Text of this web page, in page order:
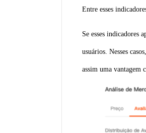
Entre esses
Se esses indicadores
usuários. Nesses
assim uma vantagem